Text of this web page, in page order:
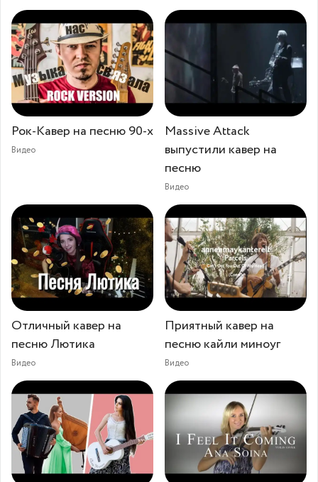
Рок-Кавер на песню 90-х
Видео
Massive Attack
выпустили кавер на
песню
Видео
Отличный кавер на
песню Лютика
Видео
Приятный кавер на
песню кайли миноуг
Видео